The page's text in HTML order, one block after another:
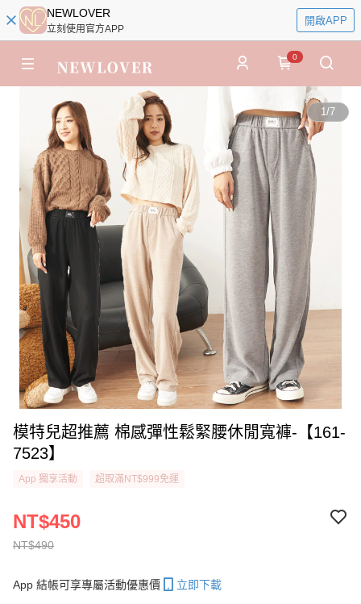
NEWLOVER
立刻使用官方APP
開啟APP
0
1/7
模特兒超推薦 棉感彈性鬆緊腰休閒寬褲-【161-
7523】
App 獨享活動 超取滿NT$999免運
NT$490
NT$450
App 結帳可享專屬活動優惠價 立即下載